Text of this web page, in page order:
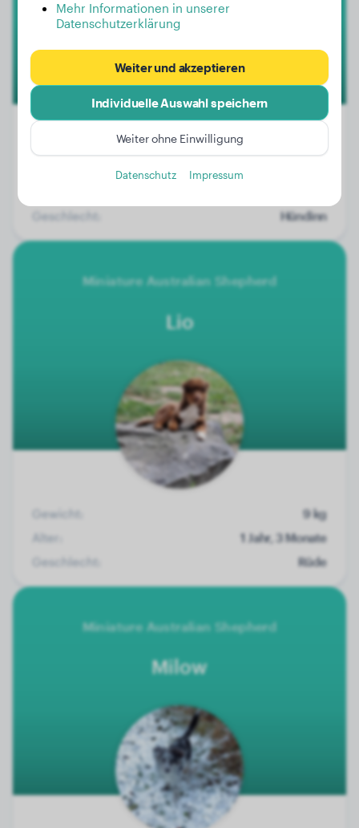
Geschlecht:
Hündinn
Miniature Australian Shepherd
Lio
Gewicht:
9 kg
Alter:
1 Jahr, 3 Monate
Geschlecht:
Rüde
Miniature Australian Shepherd
Milow
Mehr Informationen in unserer
Datenschutzerklärung
Weiter und akzeptieren
Individuelle Auswahl speichern
Weiter ohne Einwilligung
Datenschutz Impressum